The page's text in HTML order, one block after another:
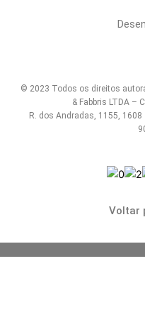
© 2023 Todos os direitos
& Fabbris LTDA –
R. dos Andradas, 1155,
Voltar